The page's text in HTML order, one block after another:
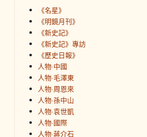
《名星》
《明鏡月刊》
《新史記》
《新史記》專訪
《歷史日報》
人物·中國
人物·毛澤東
人物·周恩來
人物·孫中山
人物·袁世凱
人物·國際
人物·蔣介石